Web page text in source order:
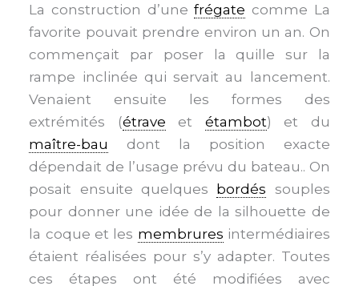
La construction d’unefrégate comme La
favorite pouvait prendre environ un an. On
commençait par poser la quille sur la
rampe inclinée qui servait au lancement.
Venaient ensuite les formes des
extrémités (étrave et étambot) et du
maître-bau
dont la position exacte
dépendait de l’usage prévu du bateau.. On
posait ensuite quelques bordés souples
pour donner une idée de la silhouette de
la coque et les membrures intermédiaires
étaient réalisées pour s’y adapter. Toutes
ces étapes ont été modifiées avec